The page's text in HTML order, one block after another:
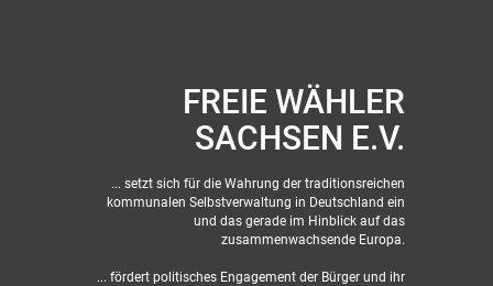
FREIE WÄHLER
SACHSEN E.V.
... setzt sich für die Wahrung der traditionsreichen
kommunalen Selbstverwaltung in Deutschland ein
und das gerade im Hinblick auf das
zusammenwachsende Europa.
... fördert politisches Engagement der Bürger und ihr